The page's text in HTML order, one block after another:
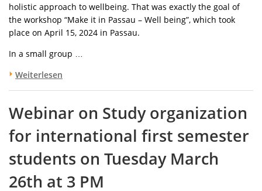
holistic approach to wellbeing. That was exactly the goal of
the workshop “Make it in Passau – Well being”, which took
place on April 15, 2024 in Passau.
In a small group …
Weiterlesen
Webinar on Study organization
for international first semester
students on Tuesday March
26th at 3 PM